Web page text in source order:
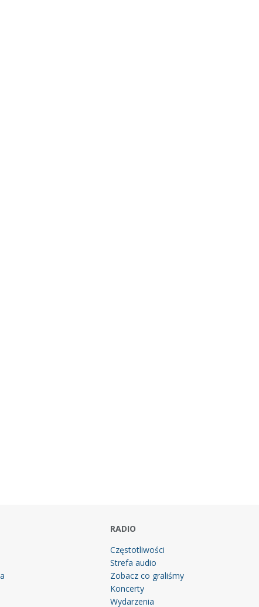
RADIO
Częstotliwości
Strefa audio
Zobacz co graliśmy
Koncerty
Wydarzenia